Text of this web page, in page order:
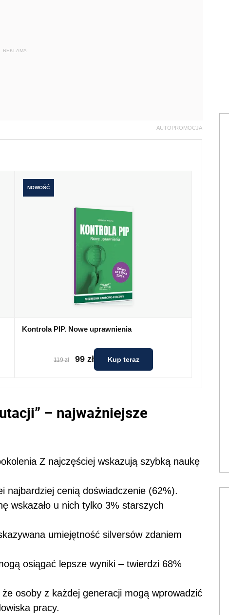
REKLAMA
AUTOPROMOCJA
NOWOŚĆ
Kontrola PIP. Nowe uprawnienia
119 zł 99 zł Kup teraz
– najważniejsze
Z najczęściej wskazują szybką naukę
najbardziej cenią doświadczenie (62%).
wskazało u nich tylko 3% starszych
umiejętność silversów zdaniem
osiągać lepsze wyniki – twierdzi 68%
osoby z każdej generacji mogą wprowadzić
pracy.